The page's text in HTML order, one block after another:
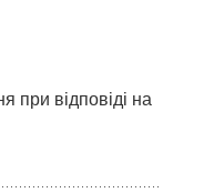
при відповіді на